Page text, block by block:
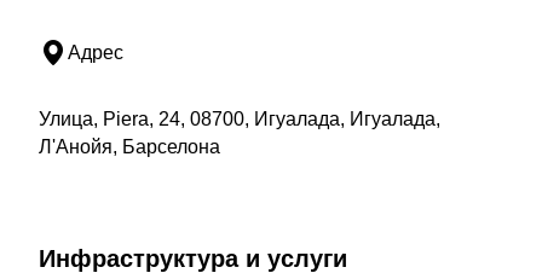
Адрес
Улица, Piera, 24, 08700, Игуалада, Игуалада,
Л'Анойя, Барселона
Инфраструктура и услуги